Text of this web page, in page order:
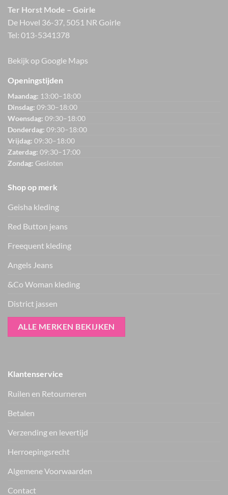
Ter Horst Mode – Goirle
De Hovel 36-37, 5051 NR Goirle
Tel: 013-5341378
Bekijk op Google Maps
Openingstijden
Maandag: 13:00–18:00
Dinsdag: 09:30–18:00
Woensdag: 09:30–18:00
Donderdag: 09:30–18:00
Vrijdag: 09:30–18:00
Zaterdag: 09:30–17:00
Zondag: Gesloten
Shop op merk
Geisha kleding
Red Button jeans
Freequent kleding
Angels Jeans
&Co Woman kleding
District jassen
ALLE MERKEN BEKIJKEN
Klantenservice
Ruilen en Retourneren
Betalen
Verzending en levertijd
Herroepingsrecht
Algemene Voorwaarden
Contact